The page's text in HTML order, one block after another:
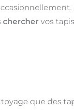
chercher vos tapis
que des